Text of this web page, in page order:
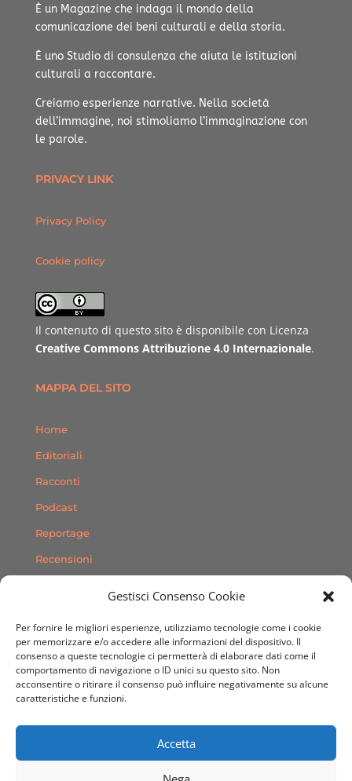
Gestisci Consenso Cookie
Per fornire le migliori esperienze, utilizziamo tecnologie come i cookie
per memorizzare e/o accedere alle informazioni del dispositivo. Il
consenso a queste tecnologie ci permetterà di elaborare dati come il
comportamento di navigazione o ID unici su questo sito. Non
acconsentire o ritirare il consenso può influire negativamente su alcune
caratteristiche e funzioni.
Accetta
È un Magazine che indaga il mondo della
comunicazione dei beni culturali e della storia.
È uno Studio di consulenza che aiuta le istituzioni
culturali a raccontare.
Creiamo esperienze narrative. Nella società
dell’immagine, noi stimoliamo l’immaginazione con
le parole.
PRIVACY LINK
Privacy Policy
Cookie policy
Il contenuto di questo sito è disponibile con Licenza
Creative Commons Attribuzione 4.0 Internazionale.
MAPPA DEL SITO
Home
Editoriali
Racconti
Podcast
Reportage
Recensioni
Contatti
SEGUICI SUI SOCIAL